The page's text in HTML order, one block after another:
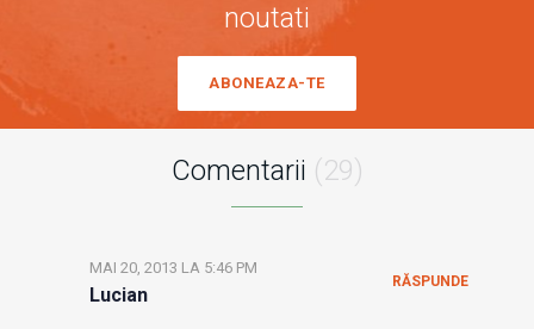
noutati
ABONEAZA-TE
Comentarii (29)
Lucian
MAI 20, 2013 LA 5:46 PM
RĂSPUNDE